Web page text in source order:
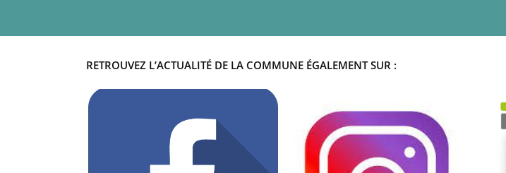
RETROUVEZ L’ACTUALITÉ DE LA COMMUNE ÉGALEMENT SUR :